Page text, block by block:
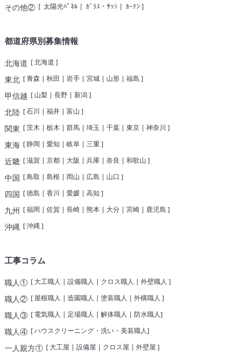
その他②[ 太陽光ﾊﾟﾈﾙ | ｶﾞﾗｽ・ｻｯｼ | ｶｰﾃﾝ ]
都道府県別募集情報
北海道 [北海道 ]
東北 [青森 | 秋田 | 岩手| 宮城| 山形| 福島 ]
甲信越 [ 山梨 | 長野| 新潟]
北陸 [石川 | 福井| 富山 ]
関東 [茨木 | 栃木 | 群馬| 埼玉 | 千葉| 東京| 神奈川 ]
東海[静岡 | 愛知 | 岐阜| 三重]
近畿[滋賀 | 京都| 大阪 | 兵庫| 奈良 | 和歌山 ]
中国 [鳥取 | 島根 | 岡山 | 広島 | 山口 ]
四国 [徳島 | 香川 | 愛媛| 高知 ]
九州 [福岡 | 佐賀 | 長崎| 熊本| 大分 | 宮崎| 鹿児島 ]
沖縄 [沖縄]
工事コラム
職人①[ 大工職人 | 設備職人 | クロス職人 | 外壁職人 ]
職人②[ 屋根職人 | 造園職人 | 塗装職人 | 外構職人 ]
職人③[ 電気職人 | 足場職人 | 解体職人 | 防水職人]
職人④[ハウスクリーニング・洗い・美装職人]
一人親方①[ 大工屋 | 設備屋 | クロス屋 | 外壁屋 ]